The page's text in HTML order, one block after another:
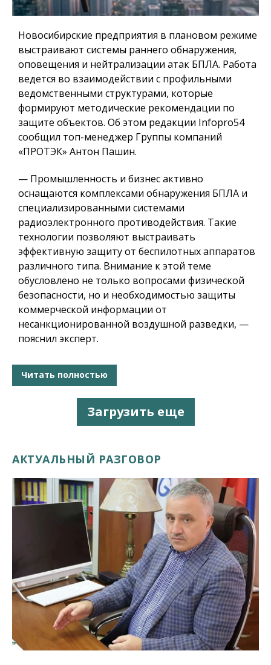
Новосибирские предприятия в плановом режиме
выстраивают системы раннего обнаружения,
оповещения и нейтрализации атак БПЛА. Работа
ведется во взаимодействии с профильными
ведомственными структурами, которые
формируют методические рекомендации по
защите объектов. Об этом редакции Infopro54
сообщил топ-менеджер Группы компаний
«ПРОТЭК» Антон Пашин.
— Промышленность и бизнес активно
оснащаются комплексами обнаружения БПЛА и
специализированными системами
радиоэлектронного противодействия. Такие
технологии позволяют выстраивать
эффективную защиту от беспилотных аппаратов
различного типа. Внимание к этой теме
обусловлено не только вопросами физической
безопасности, но и необходимостью защиты
коммерческой информации от
несанкционированной воздушной разведки, —
пояснил эксперт.
Читать полностью
Загрузить еще
АКТУАЛЬНЫЙ РАЗГОВОР